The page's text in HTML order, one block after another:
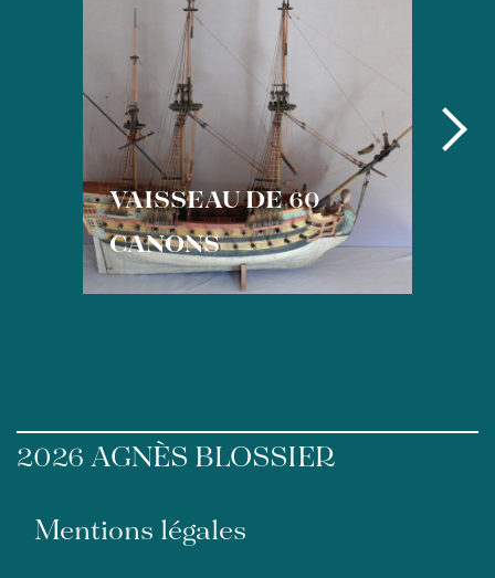
VAISSEAU DE 60
CANONS
2026 AGNÈS BLOSSIER
Mentions légales